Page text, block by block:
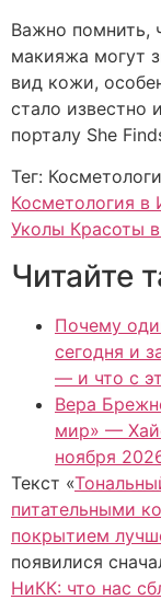
Важно помнить,
макияжа могут
вид кожи,
стало известно
порталу She
Тег:
Косметология в
Уколы Красоты
Читайте
Почему
сегодня и
— и что с
Вера
мир» —
ноября
Текст «
питательными
покрытием
появилися
НиКК: что нас